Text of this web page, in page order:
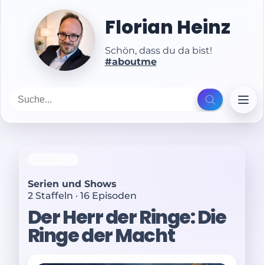
Florian Heinz
Schön, dass du da bist!
#aboutme
Serien und Shows
2 Staffeln · 16 Episoden
Der Herr der Ringe: Die
Ringe der Macht